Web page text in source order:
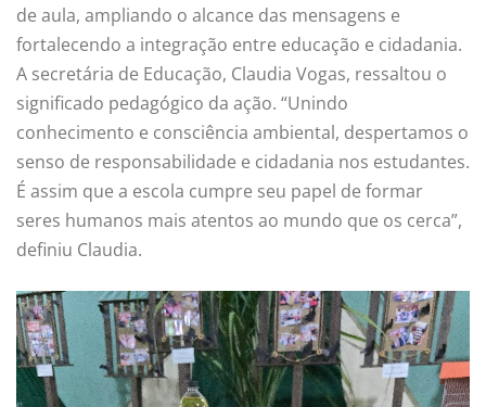
de aula, ampliando o alcance das mensagens e
fortalecendo a integração entre educação e cidadania.
A secretária de Educação, Claudia Vogas, ressaltou o
significado pedagógico da ação. “Unindo
conhecimento e consciência ambiental, despertamos o
senso de responsabilidade e cidadania nos estudantes.
É assim que a escola cumpre seu papel de formar
seres humanos mais atentos ao mundo que os cerca”,
definiu Claudia.